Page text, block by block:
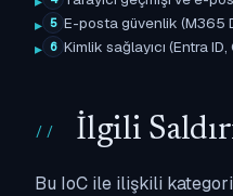
5 E-posta güvenlik (M365
6 Kimlik sağlayıcı (Entra
İlgili
Bu IoC ile ilişkili